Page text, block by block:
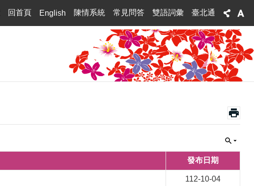
回首頁 English 陳情系統 常見問答 雙語詞彙 臺北通
發布日期
112-10-04